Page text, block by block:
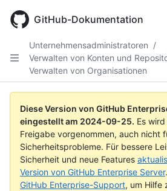
main
GitHub-Dokumentation
Unternehmensadministratoren /
Verwalten von Konten und
Verwalten von Organisationen
Diese Version von GitHub
eingestellt am 2024-09-25. Es
Freigabe vorgenommen, auch nicht
Sicherheitsprobleme. Für bessere
Sicherheit und neue Features
Version von GitHub Enterprise Server.
GitHub Enterprise-Support, um Hilfe